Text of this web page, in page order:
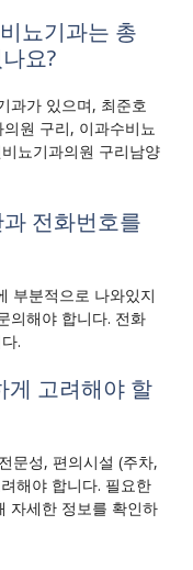
뇨기과는 총
요?
과가 있으며, 최준호
원 구리, 이과수비뇨
뇨기과의원 구리남양
전화번호를
부분적으로 나와있지
의해야 합니다. 전화
.
게 고려해야 할
문성, 편의시설 (주차,
해야 합니다. 필요한
자세한 정보를 확인하